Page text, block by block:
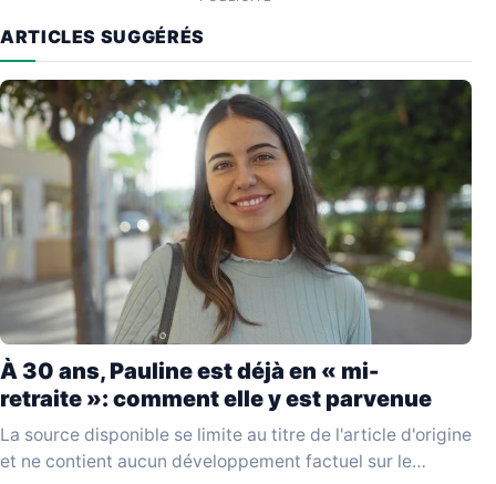
ARTICLES SUGGÉRÉS
À 30 ans, Pauline est déjà en « mi-
retraite »: comment elle y est parvenue
La source disponible se limite au titre de l'article d'origine
et ne contient aucun développement factuel sur le